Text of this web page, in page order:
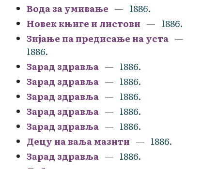
Вода за умивање
1886.
Новек књиге и листови
1886.
Зијање па предисање на уста
1886.
Зарад здравља
1886.
Зарад здравља
1886.
Зарад здравља
1886.
Зарад здравља
1886.
Зарад здравља
1886.
Децу на ваља мазити
1886.
Зарад здравља
1886.